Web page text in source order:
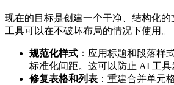
现在的目标是创建一个干净、结构化
工具可以在不破坏布局的情况下使用。
规范化样式 ：应用标题和段落样
标准化间距。这可以防止 AI 工具
修复表格和列表 ：重建合并单元